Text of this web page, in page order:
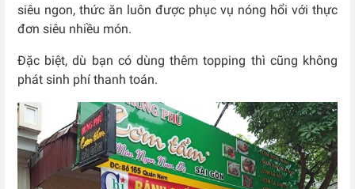
siêu ngon, thức ăn luôn được phục vụ nóng hổi với thực
đơn siêu nhiều món.
Đặc biệt, dù bạn có dùng thêm topping thì cũng không
phát sinh phí thanh toán.